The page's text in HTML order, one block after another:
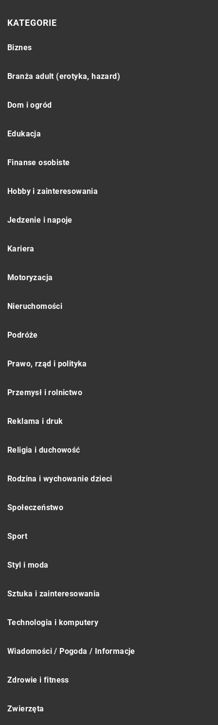
KATEGORIE
Biznes
Branża adult (erotyka, hazard)
Dom i ogród
Edukacja
Finanse osobiste
Hobby i zainteresowania
Jedzenie i napoje
Kariera
Motoryzacja
Nieruchomości
Podróże
Prawo, rząd i polityka
Przemysł i rolnictwo
Reklama i druk
Religia i duchowość
Rodzina i wychowanie dzieci
Społeczeństwo
Sport
Styl i moda
Sztuka i zainteresowania
Technologia i komputery
Wiadomości / Pogoda / Informacje
Zdrowie i fitness
Zwierzęta